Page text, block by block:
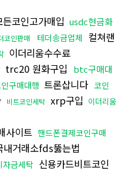
든코인고가매입 usdc현금화
코인판매 테더송금업체 컬쳐랜
이더리움수수료
trc20 원화구입
btc구매대
구매대행 트론삽니다 코인
비트코인세탁 xrp구입 이더리움
사이트 핸드폰결제코인구매
내거래소fds뚫는법
자금세탁 신용카드비트코인